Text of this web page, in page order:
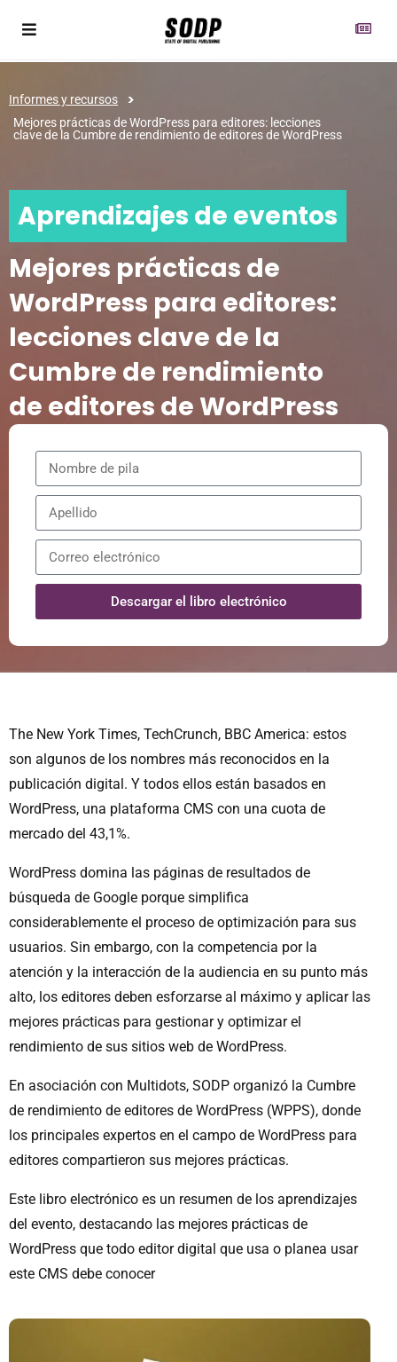
Informes y recursos >
Mejores prácticas de WordPress para editores: lecciones
clave de la Cumbre de rendimiento de editores de WordPress
Aprendizajes de eventos
Mejores prácticas de
WordPress para editores:
lecciones clave de la
Cumbre de rendimiento
de editores de WordPress
Descargar el libro electrónico
The New York Times, TechCrunch, BBC America: estos
son algunos de los nombres más reconocidos en la
publicación digital. Y todos ellos están basados ​​en
WordPress, una plataforma CMS con una cuota de
mercado del 43,1%.
WordPress domina las páginas de resultados de
búsqueda de Google porque simplifica
considerablemente el proceso de optimización para sus
usuarios. Sin embargo, con la competencia por la
atención y la interacción de la audiencia en su punto más
alto, los editores deben esforzarse al máximo y aplicar las
mejores prácticas para gestionar y optimizar el
rendimiento de sus sitios web de WordPress.
En asociación con Multidots, SODP organizó la Cumbre
de rendimiento de editores de WordPress (WPPS), donde
los principales expertos en el campo de WordPress para
editores compartieron sus mejores prácticas.
Este libro electrónico es un resumen de los aprendizajes
del evento, destacando las mejores prácticas de
WordPress que todo editor digital que usa o planea usar
este CMS debe conocer